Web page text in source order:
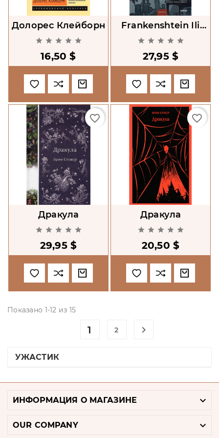
Долорес Клейборн
    
16,50 $
Frankenshtein Ili
Sovremennyi
Prometei
[Frankenstein Or The
Modern
Prometheus]
    
27,95 $
Дракула
    
29,95 $
favorite_border
Дракула
    
20,50 $
favorite_border
Показано 1-12 из 15
1 2 
УЖАСТИК
ИНФОРМАЦИЯ О МАГАЗИНЕ 
OUR COMPANY 